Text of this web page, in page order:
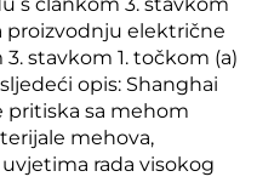
proizvodnju električne
stavkom 1. točkom (a)
opis: Shanghai
pritiska sa mehom
mehova,
rada visokog